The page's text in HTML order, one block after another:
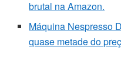
brutal na Amazon.
Máquina Nespresso
quase metade do